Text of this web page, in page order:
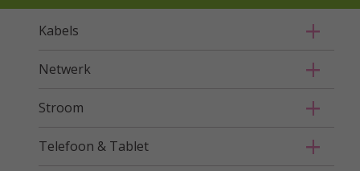
Kabels
Netwerk
Stroom
Telefoon & Tablet